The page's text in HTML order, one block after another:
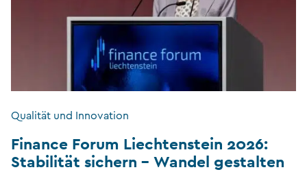
Qualität und Innovation
Finance Forum Liechtenstein 2026:
Stabilität sichern – Wandel gestalten